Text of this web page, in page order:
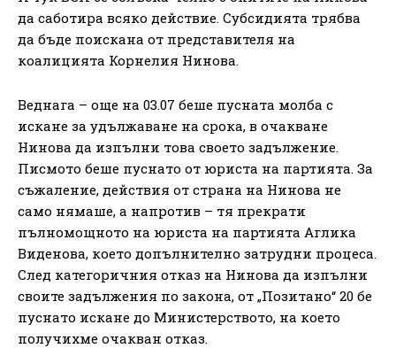
да саботира всяко действие. Субсидията трябва
да бъде поискана от представителя на
коалицията Корнелия Нинова.
Веднага – още на 03.07 беше пусната молба с
искане за удължаване на срока, в очакване
Нинова да изпълни това своето задължение.
Писмото беше пуснато от юриста на партията. За
съжаление, действия от страна на Нинова не
само нямаше, а напротив – тя прекрати
пълномощното на юриста на партията Аглика
Виденова, което допълнително затрудни процеса.
След категоричния отказ на Нинова да изпълни
своите задължения по закона, от „Позитано“ 20 бе
пуснато искане до Министерството, на което
получихме очакван отказ.